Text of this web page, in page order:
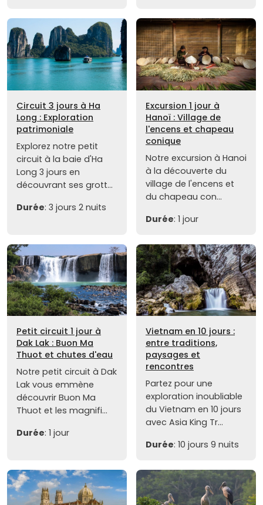
Circuit 3 jours à Ha
Long : Exploration
patrimoniale
Explorez notre petit
circuit à la baie d'Ha
Long 3 jours en
découvrant ses grott...
Durée: 3 jours 2 nuits
Excursion 1 jour à
Hanoï : Village de
l'encens et chapeau
conique
Notre excursion à Hanoi
à la découverte du
village de l'encens et
du chapeau con...
Durée: 1 jour
Petit circuit 1 jour à
Dak Lak : Buon Ma
Thuot et chutes d'eau
Notre petit circuit à Dak
Lak vous emmène
découvrir Buon Ma
Thuot et les magnifi...
Durée: 1 jour
Vietnam en 10 jours :
entre traditions,
paysages et
rencontres
Partez pour une
exploration inoubliable
du Vietnam en 10 jours
avec Asia King Tr...
Durée: 10 jours 9 nuits